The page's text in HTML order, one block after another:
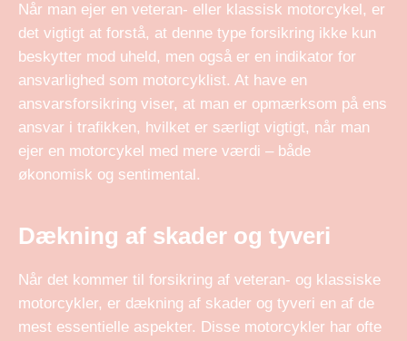
Når man ejer en veteran- eller klassisk motorcykel, er
det vigtigt at forstå, at denne type forsikring ikke kun
beskytter mod uheld, men også er en indikator for
ansvarlighed som motorcyklist. At have en
ansvarsforsikring viser, at man er opmærksom på ens
ansvar i trafikken, hvilket er særligt vigtigt, når man
ejer en motorcykel med mere værdi – både
økonomisk og sentimental.
Dækning af skader og tyveri
Når det kommer til forsikring af veteran- og klassiske
motorcykler, er dækning af skader og tyveri en af de
mest essentielle aspekter. Disse motorcykler har ofte